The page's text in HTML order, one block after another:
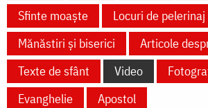
Sfinte moaște
Locuri de pelerinaj
Mănăstiri și biserici
Articole
Texte de sfânt
Video
Evanghelie
Apostol